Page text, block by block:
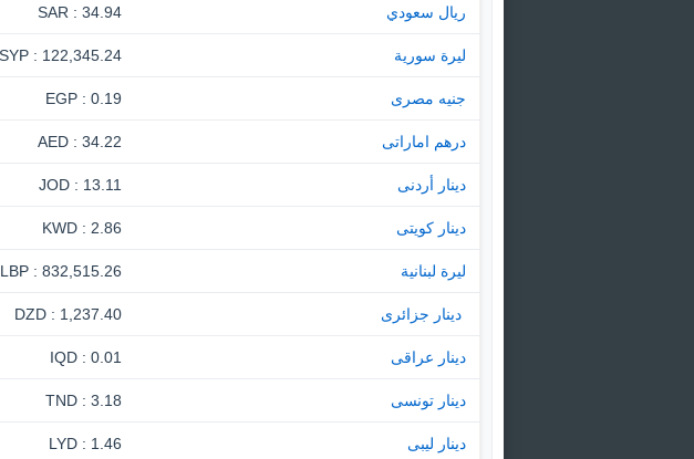
ريال سعودي 34.94 : SAR
ليرة سورية 122,345.24 : SYP
جنيه مصرى 0.19 : EGP
درهم اماراتى 34.22 : AED
دينار أردنى 13.11 : JOD
دينار كويتى 2.86 : KWD
ليرة لبنانية 832,515.26 : LBP
‏ دينار جزائرى 1,237.40 : DZD
دينار عراقى 0.01 : IQD
دينار تونسى 3.18 : TND
دينار ليبى 1.46 : LYD